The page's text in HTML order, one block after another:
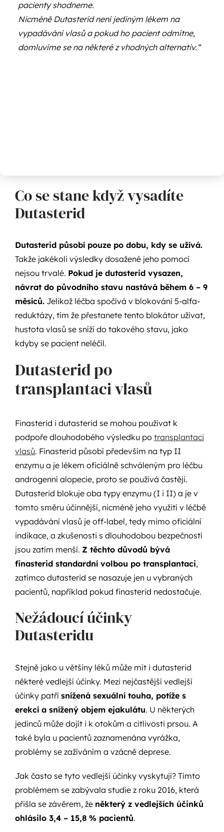
pacienty shodneme.
Nicméně Dutasterid není jediným lékem na
vypadávání vlasů a pokud ho pacient odmítne,
domluvíme se na některé z vhodných alternativ.“
Co se stane když vysadíte
Dutasterid
Dutasterid působí pouze po dobu, kdy se užívá.
Takže jakékoli výsledky dosažené jeho pomocí
nejsou trvalé. Pokud je dutasterid vysazen,
návrat do původního stavu nastává během 6 – 9
měsíců.Jelikož léčba spočívá v blokování 5-alfa-
reduktázy, tím že přestanete tento blokátor užívat,
hustota vlasů se sníží do takového stavu, jako
kdyby se pacient neléčil.
Dutasterid po
transplantaci vlasů
Finasterid i dutasterid se mohou používat k
podpoře dlouhodobého výsledku po transplantaci
vlasů. Finasterid působí především na typ II
enzymu a je lékem oficiálně schváleným pro léčbu
androgenní alopecie, proto se používá častěji.
Dutasterid blokuje oba typy enzymu (I i II) a je v
tomto směru účinnější, nicméně jeho využití v léčbě
vypadávání vlasů je off-label, tedy mimo oficiální
indikace, a zkušenosti s dlouhodobou bezpečností
jsou zatím menší. Z těchto důvodů bývá
finasterid standardní volbou po transplantaci,
zatímco dutasterid se nasazuje jen u vybraných
pacientů, například pokud finasterid nedostačuje.
Nežádoucí účinky
Dutasteridu
Stejně jako u většiny léků může mít i dutasterid
některé vedlejší účinky. Mezi nejčastější vedlejší
účinky patří snížená sexuální touha, potíže s
erekcí a snížený objem ejakulátu. U některých
jedinců může dojít i k otokům a citlivosti prsou. A
také byla u pacientů zaznamenána vyrážka,
problémy se zažíváním a vzácně deprese.
Jak často se tyto vedlejší účinky vyskytují? Tímto
problémem se zabývala studie z roku 2016, která
přišla se závěrem, že některý z vedlejších účinků
ohlásilo 3,4 – 15,8 % pacientů.